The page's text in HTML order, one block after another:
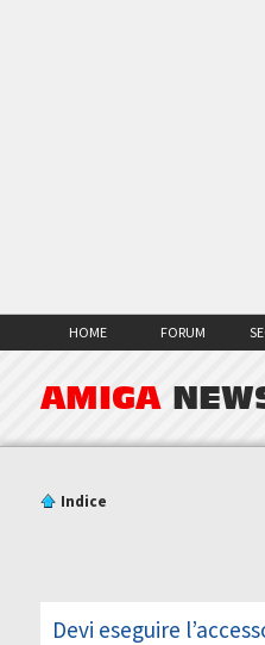
HOME FORUM
AMIGA
Indice
Devi eseguire